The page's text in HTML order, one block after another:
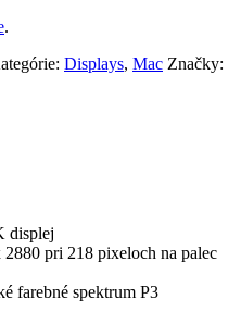
.
Displays, Mac Značky:
displej
pri 218 pixeloch na palec
farebné spektrum P3